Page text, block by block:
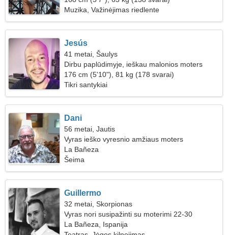
Muzika, Važinėjimas riedlente
Jesús
41 metai, Šaulys
Dirbu paplūdimyje, ieškau malonios moters
176 cm (5'10"), 81 kg (178 svarai)
Tikri santykiai
Dani
56 metai, Jautis
Vyras ieško vyresnio amžiaus moters
La Bañeza
Šeima
Guillermo
32 metai, Skorpionas
Vyras nori susipažinti su moterimi 22-30
La Bañeza, Ispanija